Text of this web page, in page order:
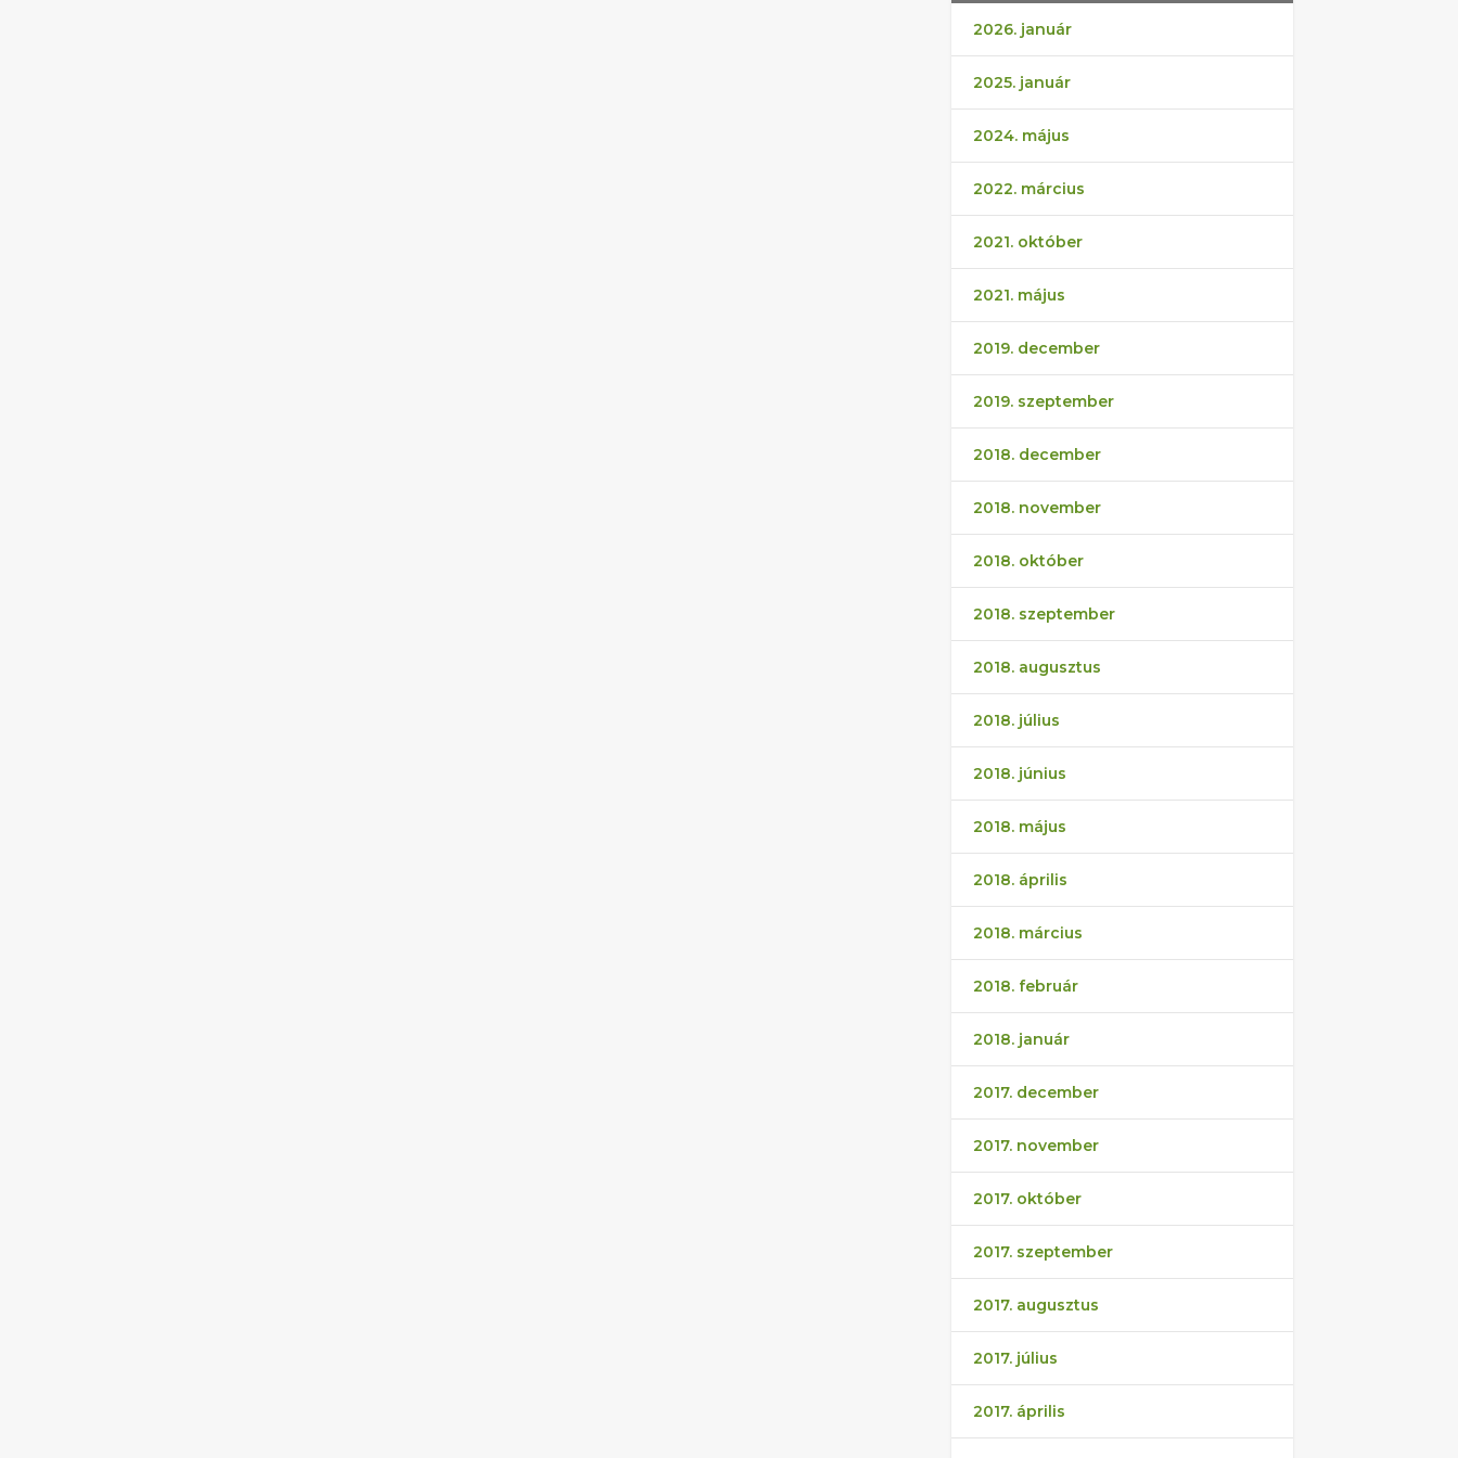
2026. január
2025. január
2024. május
2022. március
2021. október
2021. május
2019. december
2019. szeptember
2018. december
2018. november
2018. október
2018. szeptember
2018. augusztus
2018. július
2018. június
2018. május
2018. április
2018. március
2018. február
2018. január
2017. december
2017. november
2017. október
2017. szeptember
2017. augusztus
2017. július
2017. április